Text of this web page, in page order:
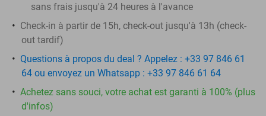
sans frais jusqu'à 24 heures à l'avance
Check-in à partir de 15h, check-out jusqu'à 13h (check-
out tardif)
Questions à propos du deal ? Appelez : +33 97 846 61
64 ou envoyez un Whatsapp : +33 97 846 61 64
Achetez sans souci, votre achat est garanti à 100% (plus
d'infos)